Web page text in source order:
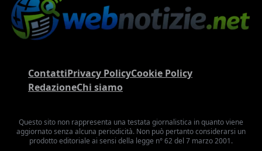
ContattiPrivacy PolicyCookie Policy
RedazioneChi siamo
Questo sito non rappresenta una testata giornalistica in quanto viene
aggiornato senza alcuna periodicità. Non può pertanto considerarsi un
prodotto editoriale ai sensi della legge n° 62 del 7 marzo 2001.